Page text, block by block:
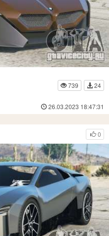
739
24
26.03.2023 18:47:31
0